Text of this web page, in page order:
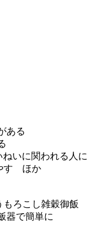
ある
いに関われる人に
す ほか
ろこし雑穀御飯
で簡単に